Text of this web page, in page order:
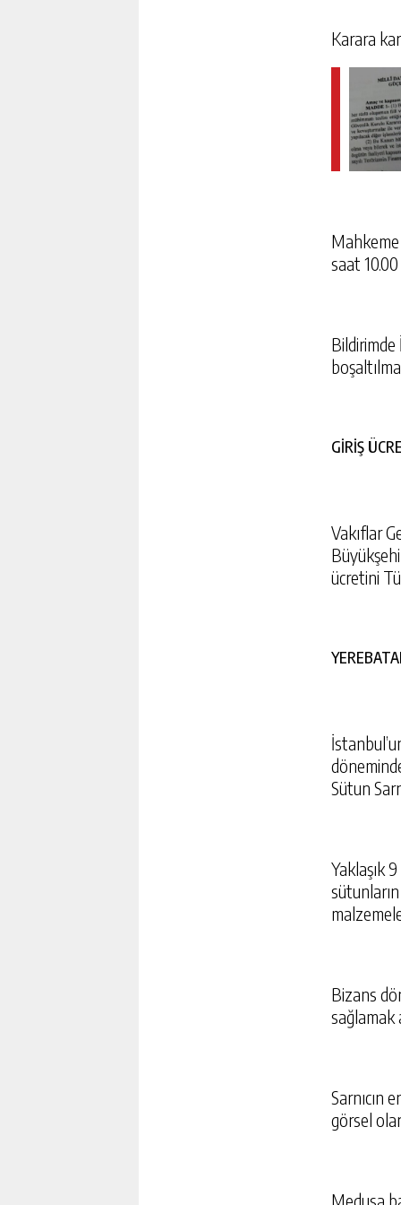
Karara
Mahkeme
saat
Bildirimde
GİRİŞ
Vakıflar
ücretini
Sütun
Yaklaşık
Bizans
sağlamak
Sarnıcın
görsel
Medusa